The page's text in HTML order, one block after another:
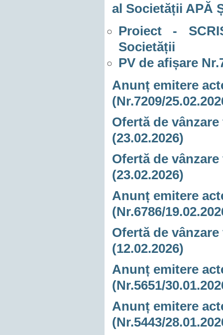
al Societății APĂ
Proiect -
Societății
PV de afișare
Anunț emitere
(Nr.7209/
Ofertă de
(23.02.2026)
Ofertă de
(23.02.2026)
Anunț emitere
(Nr.6786/
Ofertă de
(12.02.2026)
Anunț emitere
(Nr.5651/
Anunț emitere
(Nr.5443/